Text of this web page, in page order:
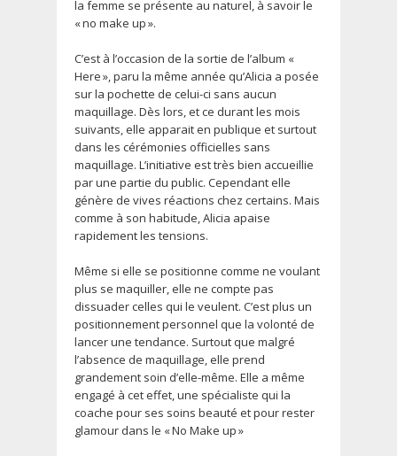
la femme se présente au naturel, à savoir le
« no make up ».
C’est à l’occasion de la sortie de l’album «
Here », paru la même année qu’Alicia a posée
sur la pochette de celui-ci sans aucun
maquillage. Dès lors, et ce durant les mois
suivants, elle apparait en publique et surtout
dans les cérémonies officielles sans
maquillage. L’initiative est très bien accueillie
par une partie du public. Cependant elle
génère de vives réactions chez certains. Mais
comme à son habitude, Alicia apaise
rapidement les tensions.
Même si elle se positionne comme ne voulant
plus se maquiller, elle ne compte pas
dissuader celles qui le veulent. C’est plus un
positionnement personnel que la volonté de
lancer une tendance. Surtout que malgré
l’absence de maquillage, elle prend
grandement soin d’elle-même. Elle a même
engagé à cet effet, une spécialiste qui la
coache pour ses soins beauté et pour rester
glamour dans le « No Make up »